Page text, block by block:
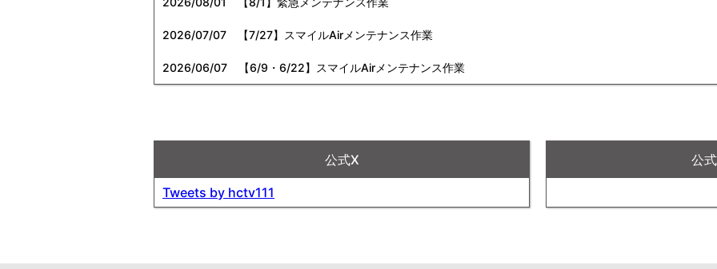
2026/07/07 【7/27】スマイルAirメンテナンス作業
2026/06/07 【6/9・6/22】スマイルAirメンテナンス作業
公式X
Tweets by hctv111
公